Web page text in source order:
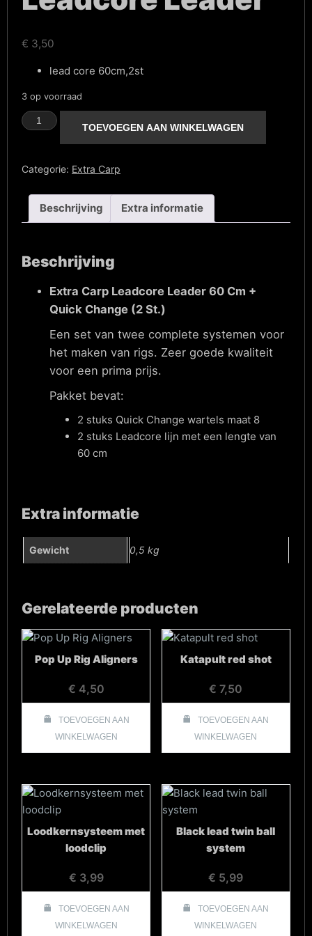
€ 3,50
lead core 60cm,2st
3 op voorraad
Leadcore
Leader
TOEVOEGEN AAN WINKELWAGEN
Categorie: Extra Carp
Beschrijving Extra informatie
Beschrijving
Extra Carp Leadcore Leader 60 Cm +
Quick Change (2 St.)
Een set van twee complete systemen voor
het maken van rigs. Zeer goede kwaliteit
voor een prima prijs.
Pakket bevat:
2 stuks Quick Change wartels maat 8
2 stuks Leadcore lijn met een lengte van
60 cm
Extra informatie
Gewicht 0,5 kg
Gerelateerde producten
Pop Up Rig Aligners
€ 4,50
TOEVOEGEN AAN
WINKELWAGEN
Katapult red shot
€ 7,50
TOEVOEGEN AAN
WINKELWAGEN
Loodkernsysteem met
loodclip
€ 3,99
TOEVOEGEN AAN
WINKELWAGEN
Black lead twin ball
system
€ 5,99
TOEVOEGEN AAN
WINKELWAGEN